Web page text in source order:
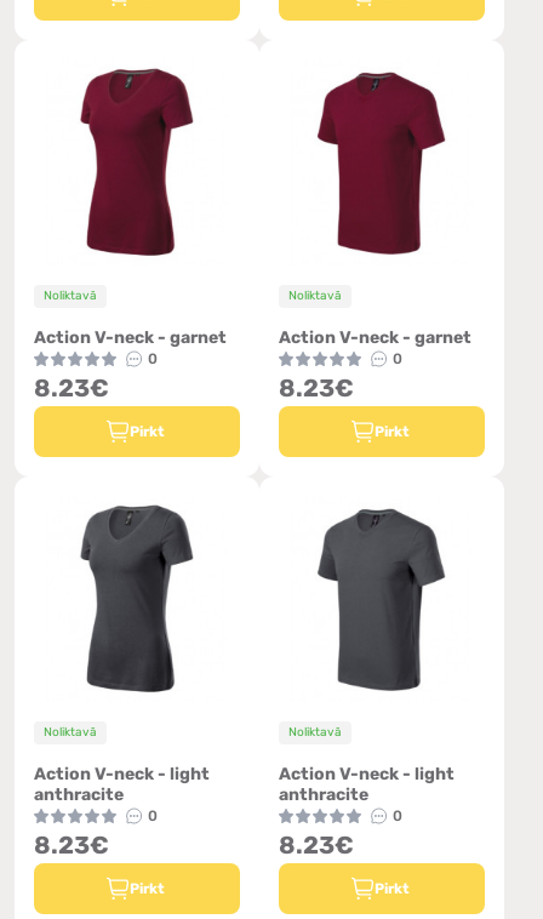
Noliktavā
Action V-neck - garnet
0
8.23€
Pirkt
Noliktavā
Action V-neck - garnet
0
8.23€
Pirkt
Noliktavā
Action V-neck - light
anthracite
0
8.23€
Pirkt
Noliktavā
Action V-neck - light
anthracite
0
8.23€
Pirkt